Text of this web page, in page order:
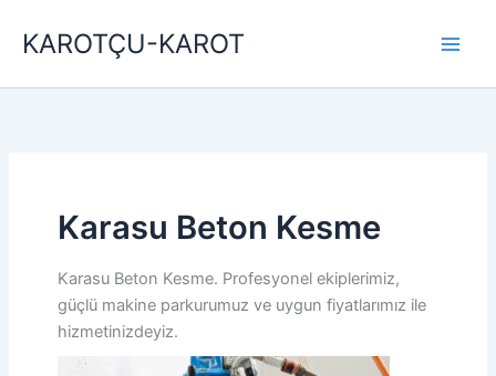
atlaKAROTÇU-KAROT
Karasu Beton Kesme
Karasu Beton Kesme. Profesyonel ekiplerimiz,
güçlü makine parkurumuz ve uygun fiyatlarımız ile
hizmetinizdeyiz.